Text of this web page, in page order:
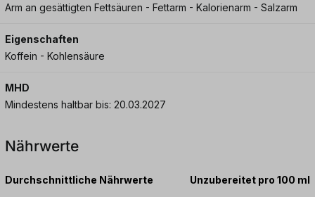
Arm an gesättigten Fettsäuren - Fettarm - Kalorienarm - Salzarm
Eigenschaften
Koffein - Kohlensäure
MHD
Mindestens haltbar bis: 20.03.2027
Nährwerte
Durchschnittliche Nährwerte
Unzubereitet pro 100 ml